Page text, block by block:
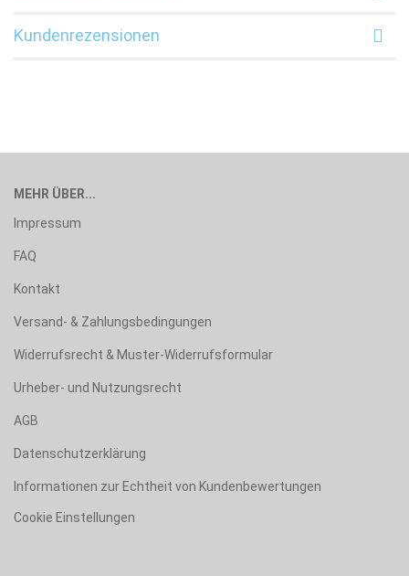
Kundenrezensionen
MEHR ÜBER...
Impressum
FAQ
Kontakt
Versand- & Zahlungsbedingungen
Widerrufsrecht & Muster-Widerrufsformular
Urheber- und Nutzungsrecht
AGB
Datenschutzerklärung
Informationen zur Echtheit von Kundenbewertungen
Cookie Einstellungen